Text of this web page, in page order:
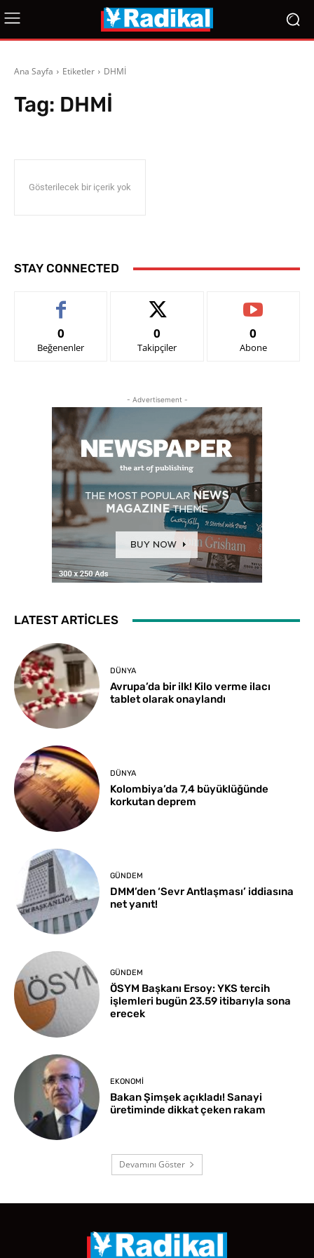
Ana Sayfa Etiketler DHMİ
Tag: DHMİ
Gösterilecek bir içerik yok
STAY CONNECTED
0
Beğenenler
0
Takipçiler
0
Abone
- Advertisement -
LATEST ARTICLES
DÜNYA
Avrupa’da bir ilk! Kilo verme ilacı
tablet olarak onaylandı
DÜNYA
Kolombiya’da 7,4 büyüklüğünde
korkutan deprem
GÜNDEM
DMM’den ‘Sevr Antlaşması’ iddiasına
net yanıt!
GÜNDEM
ÖSYM Başkanı Ersoy: YKS tercih
işlemleri bugün 23.59 itibarıyla sona
erecek
EKONOMI
Bakan Şimşek açıkladı! Sanayi
üretiminde dikkat çeken rakam
Devamını Göster